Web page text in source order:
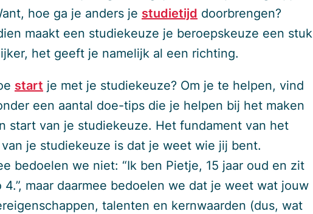
hoe ga je anders je studietijd doorbrengen?
maakt een studiekeuze je beroepskeuze een stuk
het geeft je namelijk al een richting.
start je met je studiekeuze? Om je te helpen, vind
een aantal doe-tips die je helpen bij het maken
start van je studiekeuze. Het fundament van het
je studiekeuze is dat je weet wie jij bent.
bedoelen we niet: “Ik ben Pietje, 15 jaar oud en zit
4.”, maar daarmee bedoelen we dat je weet wat jouw
talenten en kernwaarden (dus, wat